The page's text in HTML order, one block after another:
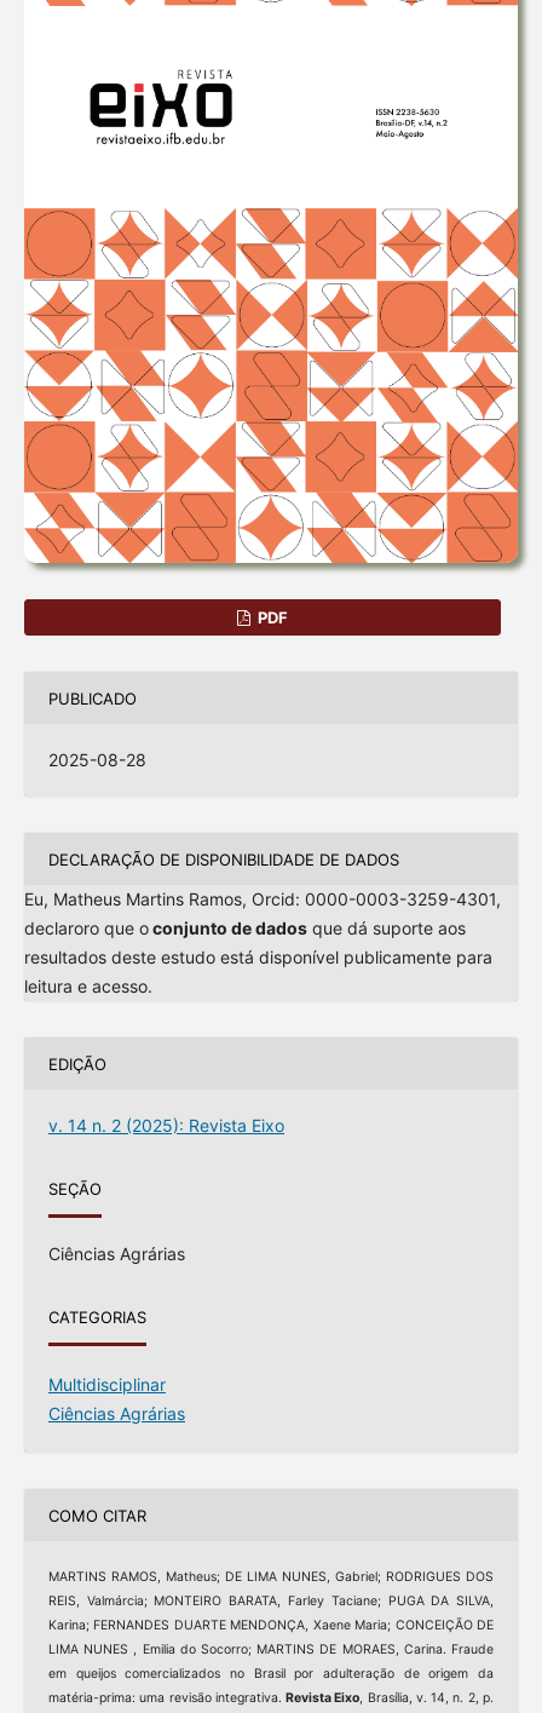
PDF
PUBLICADO
2025-08-28
DECLARAÇÃO DE DISPONIBILIDADE DE DADOS
Eu, Matheus Martins Ramos, Orcid: 0000-0003-3259-4301,
declaroro que oconjunto de dadosque dá suporte aos
resultados deste estudo está disponível publicamente para
leitura e acesso.
EDIÇÃO
v. 14 n. 2 (2025): Revista Eixo
SEÇÃO
Ciências Agrárias
CATEGORIAS
Multidisciplinar
Ciências Agrárias
COMO CITAR
MARTINS RAMOS, Matheus; DE LIMA NUNES, Gabriel; RODRIGUES DOS
REIS, Valmárcia; MONTEIRO BARATA, Farley Taciane; PUGA DA SILVA,
Karina; FERNANDES DUARTE MENDONÇA, Xaene Maria; CONCEIÇÃO DE
LIMA NUNES , Emilia do Socorro; MARTINS DE MORAES, Carina. Fraude
em queijos comercializados no Brasil por adulteração de origem da
matéria-prima: uma revisão integrativa.Revista Eixo, Brasília, v. 14, n. 2, p.